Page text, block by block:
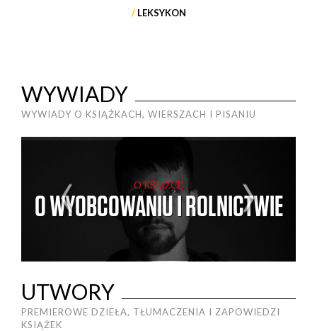
LEKSYKON
WYWIADY
WYWIADY O KSIĄŻKACH, WIERSZACH I PISANIU
O KSIĄŻCE
O WYOBCOWANIU I ROLNICTWIE
UTWORY
PREMIEROWE DZIEŁA, TŁUMACZENIA I ZAPOWIEDZI
KSIĄŻEK